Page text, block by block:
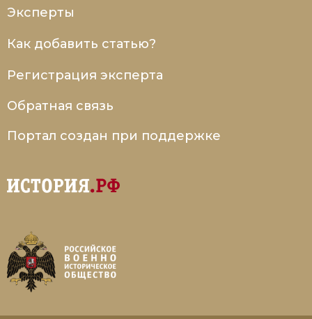
Эксперты
Как добавить статью?
Регистрация эксперта
Обратная связь
Портал создан при поддержке